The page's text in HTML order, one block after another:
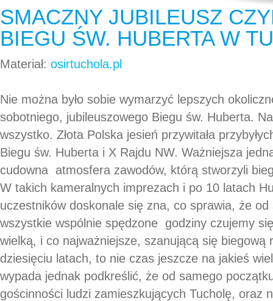
SMACZNY JUBILEUSZ
BIEGU ŚW. HUBERTA W
Materiał: osirtuchola.pl
Nie można było sobie wymarzyć lepszych
sobotniego, jubileuszowego Biegu św. Huberta.
wszystko. Złota Polska jesień przywitała
Biegu św. Huberta i X Rajdu NW. Ważniejsza
cudowna atmosfera zawodów, którą stworzyli
W takich kameralnych imprezach i po 10 latach
uczestników doskonale się zna, co sprawia, że
wszystkie wspólnie spędzone godziny czujemy
wielką, i co najważniejsze, szanującą się biegową
dziesięciu latach, to nie czas jeszcze na jakieś
wypada jednak podkreślić, że od samego
gościnności ludzi zamieszkujących Tucholę, oraz